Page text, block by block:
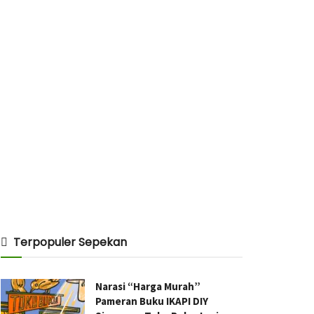
Terpopuler Sepekan
Narasi “Harga Murah”
Pameran Buku IKAPI DIY